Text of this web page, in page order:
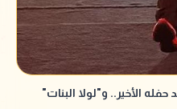
الأخير.. و"لولا البنات"